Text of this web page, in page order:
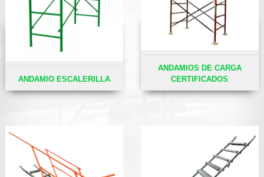
ANDAMIO ESCALERILLA
ANDAMIOS DE CARGA
CERTIFICADOS